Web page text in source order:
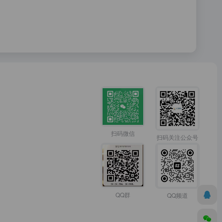
扫码微信 扫码关注公众号
QQ群 QQ频道